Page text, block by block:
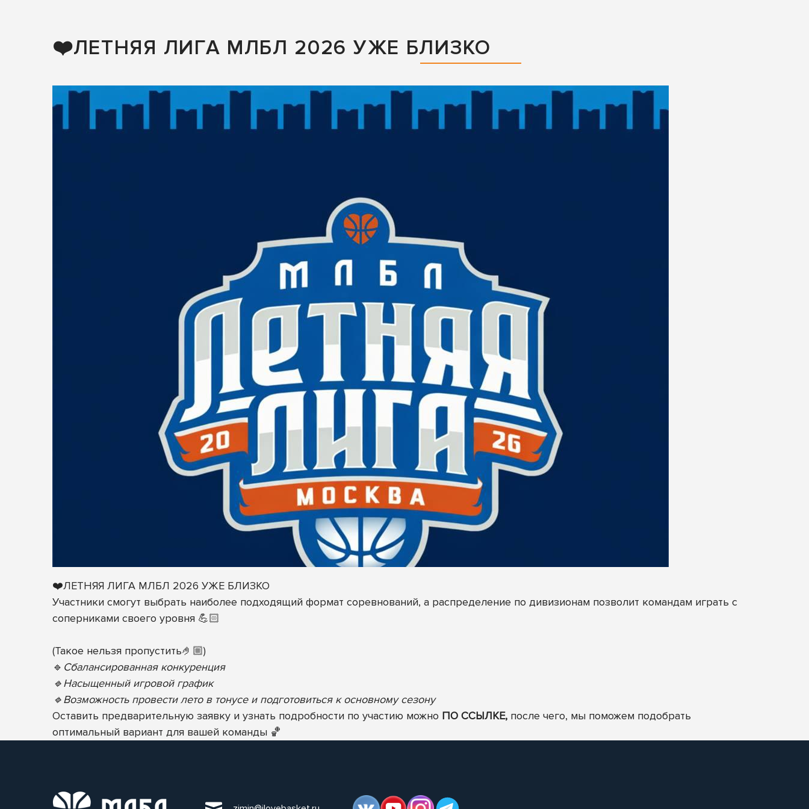
❤️ЛЕТНЯЯ ЛИГА МЛБЛ 2026 УЖЕ БЛИЗКО
❤️ЛЕТНЯЯ ЛИГА МЛБЛ 2026 УЖЕ БЛИЗКО
Участники смогут выбрать наиболее подходящий формат соревнований, а распределение по дивизионам позволит командам играть с
соперниками своего уровня 💪🏻
(Такое нельзя пропустить🤌🏼)
🔹 Сбалансированная конкуренция
🔹Насыщенный игровой график
🔹Возможность провести лето в тонусе и подготовиться к основному сезону
Оставить предварительную заявку и узнать подробности по участию можно ПО ССЫЛКЕ, после чего, мы поможем подобрать
оптимальный вариант для вашей команды 🏀